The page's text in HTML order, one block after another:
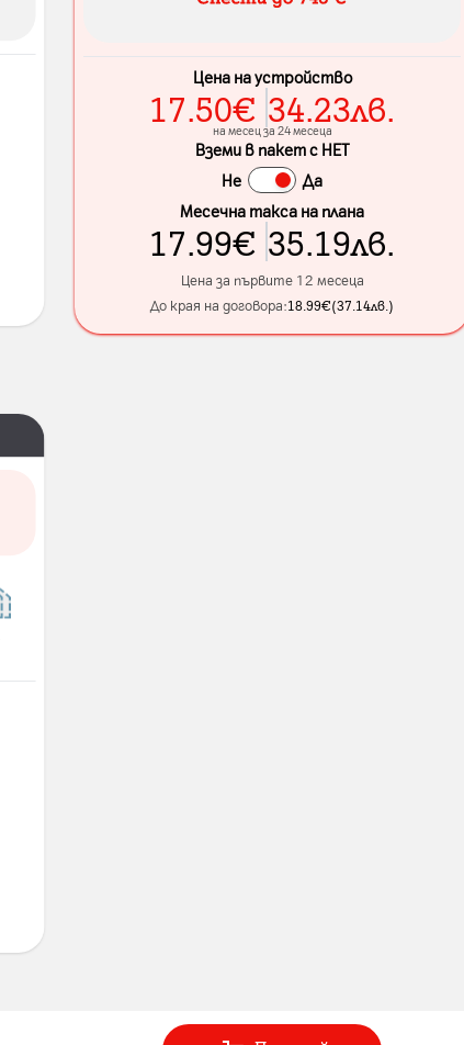
Цена на устройство
17.50€ 34.23лв.
на месец за 24 месеца
Вземи в пакет с НЕТ
Не
Да
Месечна такса на плана
17.99€ 35.19лв.
Цена за първите 12 месеца
До края на договора:18.99€(37.14лв. )